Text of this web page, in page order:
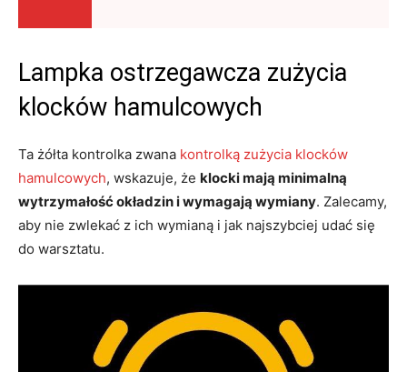
Lampka ostrzegawcza zużycia
klocków hamulcowych
Ta żółta kontrolka zwana kontrolką zużycia klocków
hamulcowych, wskazuje, że klocki mają minimalną
wytrzymałość okładzin i wymagają wymiany. Zalecamy,
aby nie zwlekać z ich wymianą i jak najszybciej udać się
do warsztatu.